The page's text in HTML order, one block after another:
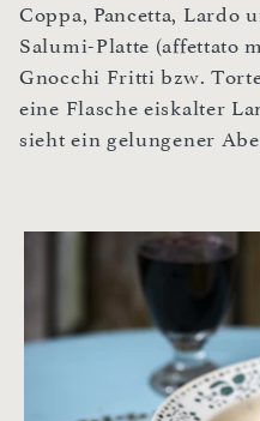
Coppa, Pancetta, Lardo
Salumi-Platte (affettato
Gnocchi Fritti bzw.
eine Flasche eiskalter
sieht ein gelungener